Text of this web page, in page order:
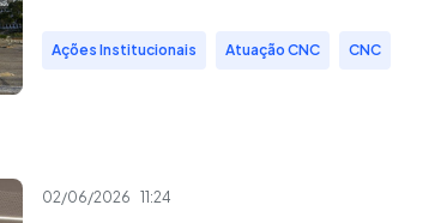
Ações Institucionais Atuação CNC CNC
02/06/2026 11:24